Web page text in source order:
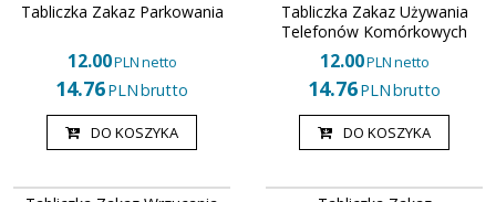
Tabliczka Zakaz Parkowania
12.00PLNnetto
14.76PLNbrutto
DO KOSZYKA
Tabliczka Zakaz Używania
Telefonów Komórkowych
12.00PLNnetto
14.76PLNbrutto
DO KOSZYKA